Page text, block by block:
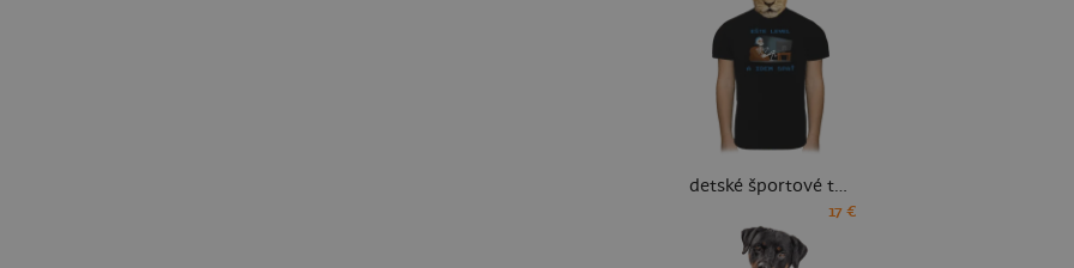
detské športové tričko
17 €